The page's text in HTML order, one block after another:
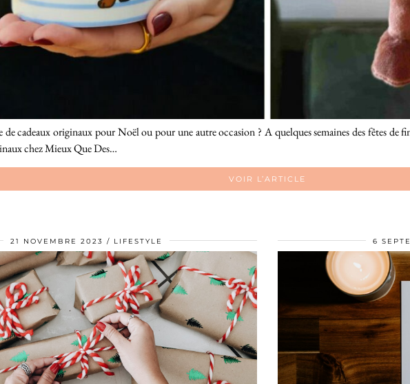
de cadeaux originaux pour Noël ou pour une autre occasion ? A quelques semaines des fêtes de
chez Mieux Que Des…
VOIR L’ARTICLE
21 NOVEMBRE 2023 LIFESTYLE 6